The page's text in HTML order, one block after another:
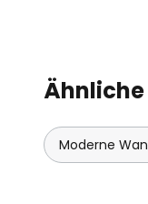
Moderne